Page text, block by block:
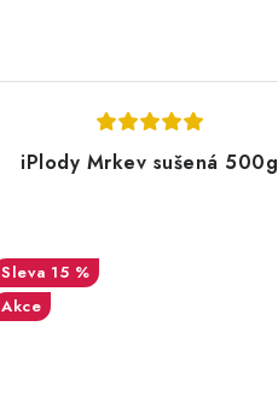
iPlody Mrkev sušená 500g
15 %
Akce